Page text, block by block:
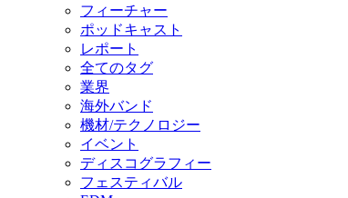
フィーチャー
ポッドキャスト
レポート
全てのタグ
業界
海外バンド
機材/テクノロジー
イベント
ディスコグラフィー
フェスティバル